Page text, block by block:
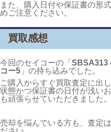
また、購入日付や保証書の形
めご注意ください。
買取感想
今回のセイコーの「 SBSA313
コー5 」の持ち込みでした。
ご購入からすぐ買取査定に出
状態かつ保証書の日付が浅い
も頑張らせていただきました。
売却を悩んでいる方も、査定